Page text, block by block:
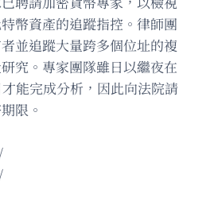
幣資產的追蹤指控。律師團
並追蹤大量跨多個位址的複
究。專家團隊雖日以繼夜在
能完成分析，因此向法院請
限。
/
/